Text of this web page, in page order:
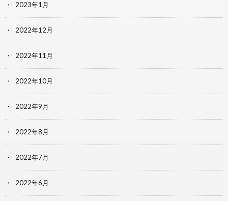
2023年1月
2022年12月
2022年11月
2022年10月
2022年9月
2022年8月
2022年7月
2022年6月